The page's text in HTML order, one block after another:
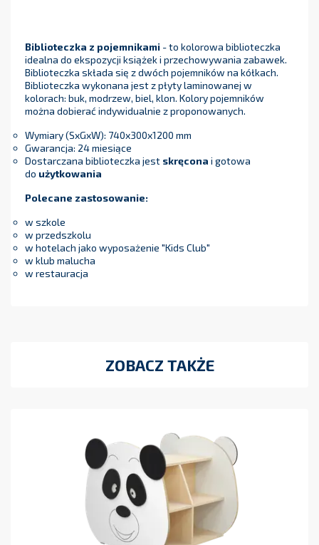
Biblioteczka z pojemnikami - to kolorowa biblioteczka
idealna do ekspozycji książek i przechowywania zabawek.
Biblioteczka składa się z dwóch pojemników na kółkach.
Biblioteczka wykonana jest z płyty laminowanej w
kolorach: buk, modrzew, biel, klon. Kolory pojemników
można dobierać indywidualnie z proponowanych.
Wymiary (SxGxW): 740x300x1200 mm
Gwarancja: 24 miesiące
Dostarczana biblioteczka jest skręcona i gotowa
do użytkowania
Polecane zastosowanie:
w szkole
w przedszkolu
w hotelach jako wyposażenie "Kids Club"
w klub malucha
w restauracja
ZOBACZ TAKŻE